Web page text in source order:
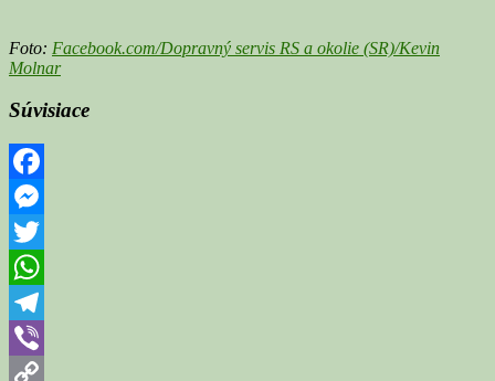
Foto: Facebook.com/Dopravný servis RS a okolie (SR)/Kevin
Molnar
Súvisiace
Facebook
Messenger
Twitter
WhatsApp
Telegram
Viber